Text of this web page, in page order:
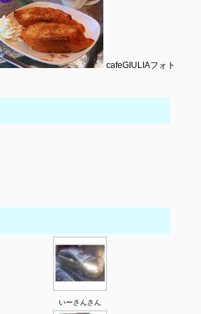
cafeGIULIAフォト
いーさんさん